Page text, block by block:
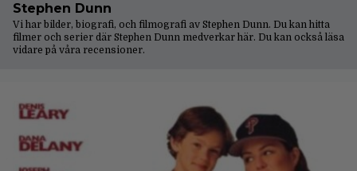
Stephen Dunn
Vi har bilder, biografi, och filmografi av Stephen Dunn. Du kan hitta
filmer och serier där Stephen Dunn medverkar här. Du kan också läsa
vidare på våra recensioner.